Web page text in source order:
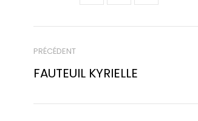
PRÉCÉDENT
FAUTEUIL KYRIELLE